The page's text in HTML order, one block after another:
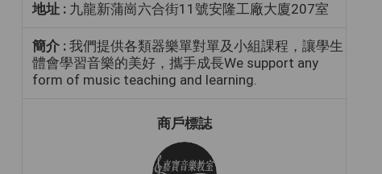
地址 : 九龍新蒲崗六合街11號安隆工廠大廈207室
簡介 : 我們提供各類器樂單對單及小組課程，讓學生
體會學習音樂的美好，攜手成長We support any
form of music teaching and learning.
商戶標誌